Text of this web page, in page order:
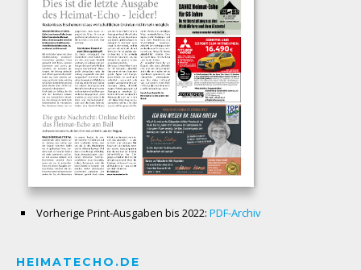
Vorherige Print-Ausgaben bis 2022: PDF-Archiv
HEIMATECHO.DE